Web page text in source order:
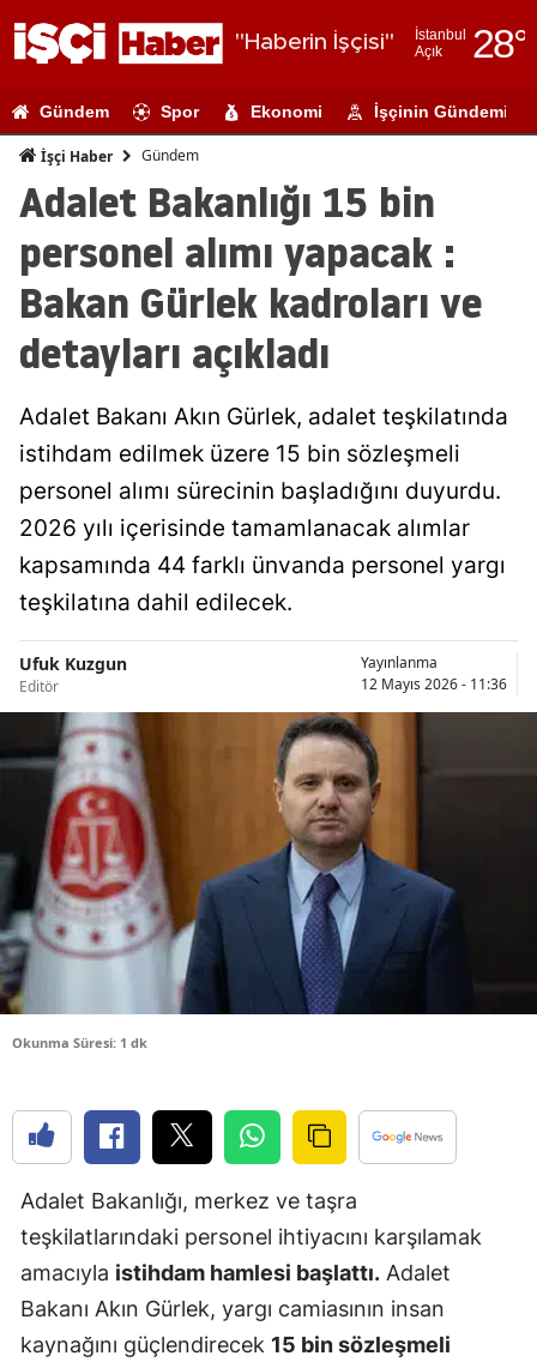
"Haberin İşçisi"
İstanbul
Açık
28°
Adıyaman
Amasya
Ankara
Artvin
Aydın
Balıkesir
Bilecik
Bolu
Çankırı
Erzurum
Eskişehir
Gaziantep
Gündem Spor Ekonomi İşçinin Gündemi
İşçi Haber Gündem
Adalet Bakanlığı 15 bin
personel alımı yapacak :
Bakan Gürlek kadroları ve
detayları açıkladı
Adalet Bakanı Akın Gürlek, adalet teşkilatında
istihdam edilmek üzere 15 bin sözleşmeli
personel alımı sürecinin başladığını duyurdu.
2026 yılı içerisinde tamamlanacak alımlar
kapsamında 44 farklı ünvanda personel yargı
teşkilatına dahil edilecek.
Ufuk Kuzgun
Editör
Yayınlanma
12 Mayıs 2026 - 11:36
Okunma Süresi: 1 dk
Adalet Bakanlığı, merkez ve taşra
teşkilatlarındaki personel ihtiyacını karşılamak
amacıyla istihdam hamlesi başlattı. Adalet
Bakanı Akın Gürlek, yargı camiasının insan
kaynağını güçlendirecek 15 bin sözleşmeli